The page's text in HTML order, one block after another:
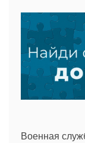
Военная